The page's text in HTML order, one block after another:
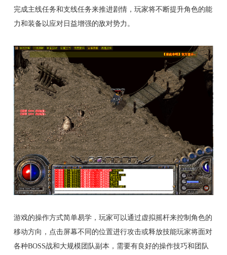
完成主线任务和支线任务来推进剧情，玩家将不断提升角色的能
力和装备以应对日益增强的敌对势力。
游戏的操作方式简单易学，玩家可以通过虚拟摇杆来控制角色的
移动方向，点击屏幕不同的位置进行攻击或释放技能玩家将面对
各种BOSS战和大规模团队副本，需要有良好的操作技巧和团队